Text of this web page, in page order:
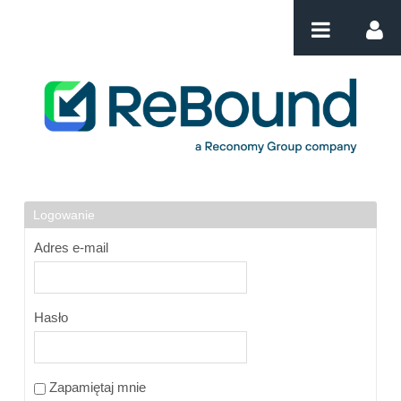
Login
Logowanie
Adres e-mail
Hasło
Zapamiętaj mnie